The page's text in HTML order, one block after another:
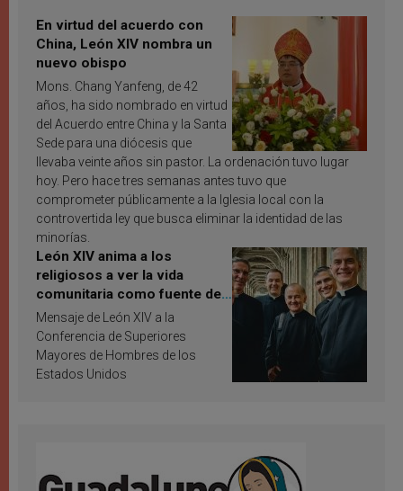
En virtud del acuerdo con
China, León XIV nombra un
nuevo obispo
Mons. Chang Yanfeng, de 42
años, ha sido nombrado en virtud
del Acuerdo entre China y la Santa
Sede para una diócesis que
llevaba veinte años sin pastor. La ordenación tuvo lugar
hoy. Pero hace tres semanas antes tuvo que
comprometer públicamente a la Iglesia local con la
controvertida ley que busca eliminar la identidad de las
minorías.
León XIV anima a los
religiosos a ver la vida
comunitaria como fuente de
inspiración y santificación
Mensaje de León XIV a la
Conferencia de Superiores
Mayores de Hombres de los
Estados Unidos